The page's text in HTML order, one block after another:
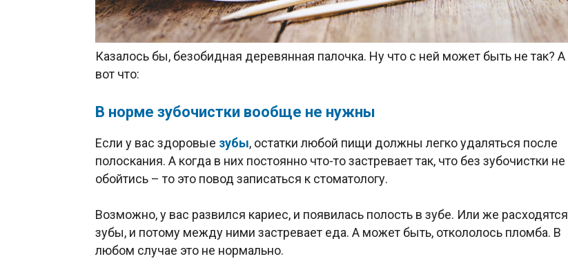
Казалось бы, безобидная деревянная палочка. Ну что с ней может быть не так? А
вот что:
В норме зубочистки вообще не нужны
Если у вас здоровые зубы, остатки любой пищи должны легко удаляться после
полоскания. А когда в них постоянно что-то застревает так, что без зубочистки не
обойтись – то это повод записаться к стоматологу.
Возможно, у вас развился кариес, и появилась полость в зубе. Или же расходятся
зубы, и потому между ними застревает еда. А может быть, откололось пломба. В
любом случае это не нормально.